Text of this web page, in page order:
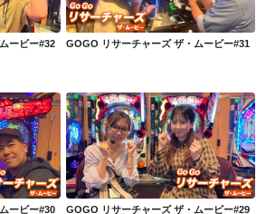
ービー#32 GOGO リサーチャーズ ザ・ムービー#31
GOGO リサーチャーズ ザ・ムービー#30
ービー#30
GOGO リサーチャーズ ザ・ムービー#29
GOGO リサーチャーズ ザ・ムービー#29